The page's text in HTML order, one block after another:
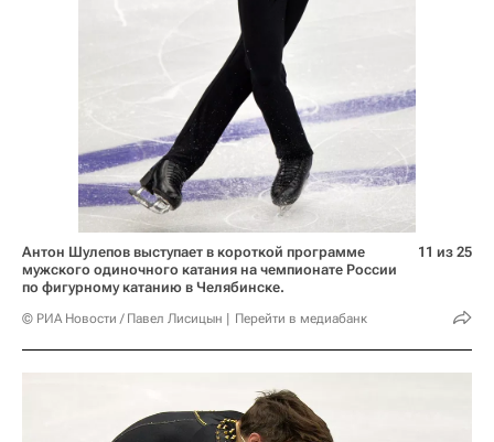
Антон Шулепов выступает в короткой программе
мужского одиночного катания на чемпионате России
по фигурному катанию в Челябинске.
© РИА Новости / Павел Лисицын Перейти в медиабанк
11 из 25